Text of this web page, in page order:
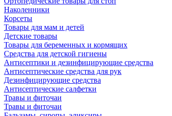
Наколенники
Корсеты
Товары для мам и детей
Детские товары
Товары для беременных и кормящих
Средства для детской гигиены
Антисептики и дезинфицирующие средства
Антисептические средства для рук
Дезинфицирующие средства
Антисептические салфетки
Травы и фиточаи
Травы и фиточаи